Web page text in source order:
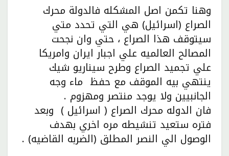
وهنا تكمن اصل المشكله فالدولة محرك
الصراع (اسرائيل) هي التي تحدد متي
سيتوقف هذا الصراع ، حتي وان نجحت
المصالح العالميه علي اجبار ايران وامريكا
علي تجميد الصراع وطرح سيناريو شيك
ينتهي بيه الموقف مع حفظ ماء وجه
الجانبيين ولا يوجد منتصر ومهزوم .
فان الدوله محرك الصراع ( اسرائيل ) وبعد
فتره ستعيد تنشيطه مره اخري بهدف
الوصول الي النصر المطلق (الضربه القاضيه) .